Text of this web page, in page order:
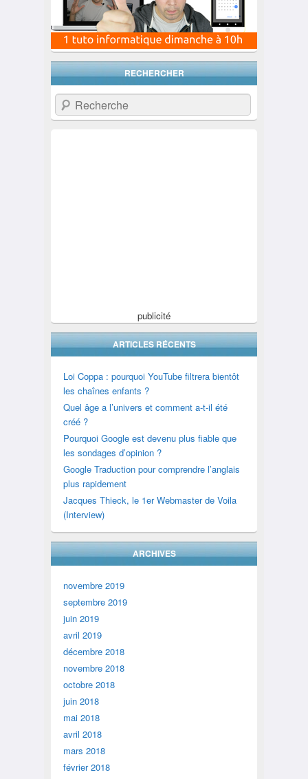
RECHERCHER
Recherche
publicité
ARTICLES RÉCENTS
Loi Coppa : pourquoi YouTube filtrera bientôt
les chaînes enfants ?
Quel âge a l’univers et comment a-t-il été
créé ?
Pourquoi Google est devenu plus fiable que
les sondages d’opinion ?
Google Traduction pour comprendre l’anglais
plus rapidement
Jacques Thieck, le 1er Webmaster de Voila
(Interview)
ARCHIVES
novembre 2019
septembre 2019
juin 2019
avril 2019
décembre 2018
novembre 2018
octobre 2018
juin 2018
mai 2018
avril 2018
mars 2018
février 2018